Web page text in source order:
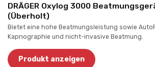
DRÄGER Oxylog 3000
(Überholt)
Bietet eine hohe Beatmungsleistung sowie
Kapnographie und nicht-invasive Beatmung.
Produkt anzeigen